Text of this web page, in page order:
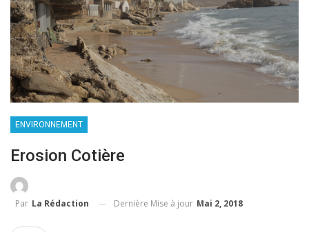
ENVIRONNEMENT
Erosion Cotière
Par La Rédaction Dernière Mise à jour Mai 2, 2018